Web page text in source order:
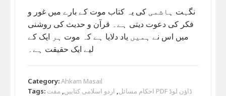
نگہت ہاشمی کی یہ کتاب موت کے بارے میں غور و
فکر کی دعوت دیتی ہے۔ قرآن و حدیث کی روشنی
میں اس نے ہمیں یاد دلایا ہے کہ موت ہر ایک کے
لیے ایک حقیقت ہے۔
Category:Ahkam Masail
Tags:
احکام مسائل, اردو اسلامی کتابیں, مفت PDF ڈاؤن لوڈ